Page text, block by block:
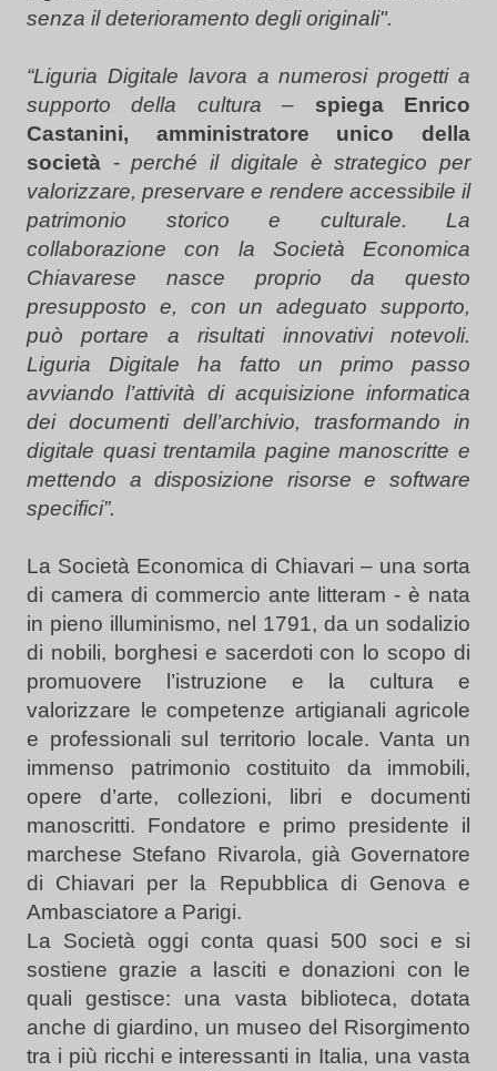
senza il deterioramento degli originali".
“Liguria Digitale lavora a numerosi progetti a
supporto della cultura – spiega Enrico
Castanini, amministratore unico della
società -perché il digitale è strategico per
valorizzare, preservare e rendere accessibile il
patrimonio storico e culturale. La
collaborazione con la Società Economica
Chiavarese nasce proprio da questo
presupposto e, con un adeguato supporto,
può portare a risultati innovativi notevoli.
Liguria Digitale ha fatto un primo passo
avviando l’attività di acquisizione informatica
dei documenti dell’archivio, trasformando in
digitale quasi trentamila pagine manoscritte e
mettendo a disposizione risorse e software
specifici”.
La Società Economica di Chiavari – una sorta
di camera di commercio ante litteram - è nata
in pieno illuminismo, nel 1791, da un sodalizio
di nobili, borghesi e sacerdoti con lo scopo di
promuovere l’istruzione e la cultura e
valorizzare le competenze artigianali agricole
e professionali sul territorio locale. Vanta un
immenso patrimonio costituito da immobili,
opere d’arte, collezioni, libri e documenti
manoscritti. Fondatore e primo presidente il
marchese Stefano Rivarola, già Governatore
di Chiavari per la Repubblica di Genova e
Ambasciatore a Parigi.
La Società oggi conta quasi 500 soci e si
sostiene grazie a lasciti e donazioni con le
quali gestisce: una vasta biblioteca, dotata
anche di giardino, un museo del Risorgimento
tra i più ricchi e interessanti in Italia, una vasta